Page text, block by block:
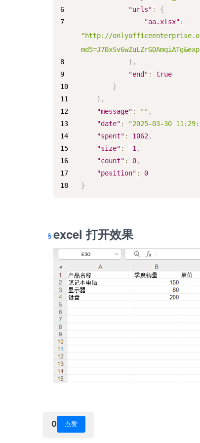
"urls" :
{
"aa.xlsx" :
"http://
} ,
"end" :
true
}
} ,
"message" : "" ,
"date" : "2025-03-30
"spent" : 1062,
"size" : -1 ,
"count" : 0,
"position" :
0
}
excel 打开效果
0 点赞